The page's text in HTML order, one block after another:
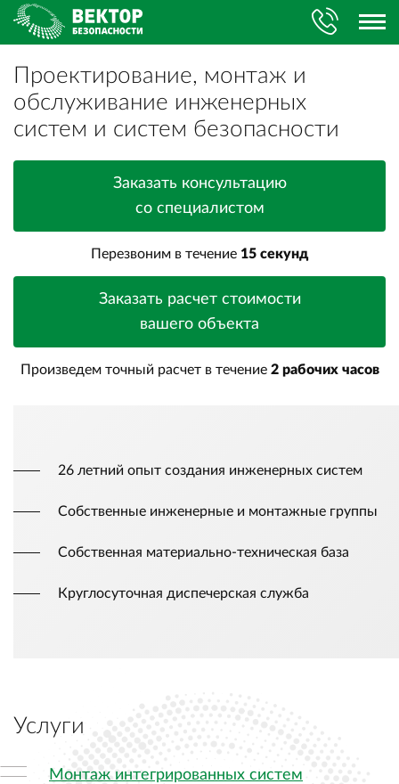
Проектирование, монтаж и
обслуживание инженерных
систем и систем безопасности
Заказать консультацию
со специалистом
Перезвоним в течение 15 секунд
Заказать расчет стоимости
вашего объекта
Произведем точный расчет в течение 2 рабочих часов
26 летний опыт создания инженерных систем
Собственные инженерные и монтажные группы
Собственная материально-техническая база
Круглосуточная диспечерская служба
Услуги
Монтаж интегрированных систем